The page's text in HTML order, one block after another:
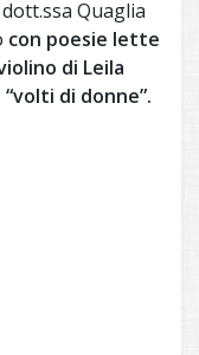
Quaglia
con poesie lette
di Leila
di donne”.